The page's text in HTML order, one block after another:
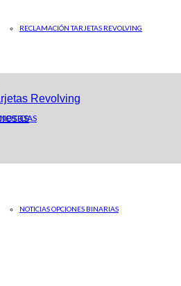
RECLAMACIÓN TARJETAS REVOLVING
NOTICIAS
NOTICIAS OPCIONES BINARIAS
en ABC
Revolving
Estrategias de Nicho Insights
productos